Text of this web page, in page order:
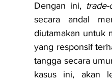
Dengan ini, trade-
secara andal
diutamakan untuk
yang responsif
tangga secara
kasus ini, akan